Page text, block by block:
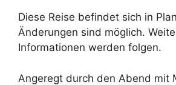
Diese Reise befindet sich in
Änderungen sind möglich.
Informationen werden folgen.
Angeregt durch den Abend mit